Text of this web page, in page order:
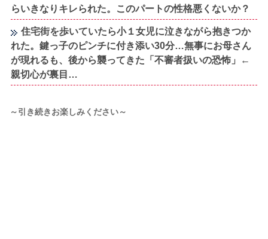
らいきなりキレられた。このパートの性格悪くないか？
住宅街を歩いていたら小１女児に泣きながら抱きつか
れた。鍵っ子のピンチに付き添い30分…無事にお母さん
が現れるも、後から襲ってきた「不審者扱いの恐怖」←
親切心が裏目…
～引き続きお楽しみください～